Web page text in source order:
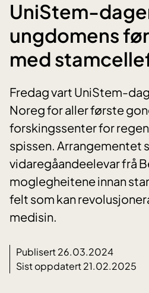
UniStem-
ungdomens
med
Fredag vart UniStem-
Noreg for aller første
forskingssenter for
spissen. Arrangementet
vidaregåandeelevar frå
moglegheitene innan
felt som kan
medisin.
Publisert 26.03.2024
Sist oppdatert 21.02.2025